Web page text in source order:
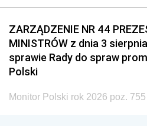
2014 2013
2011 2010
2008 2007
2005
ZARZĄDZENIE NR 44
MINISTRÓW z dnia 3
sprawie Rady do spraw
Polski
Monitor Polski rok 2026 poz. 755